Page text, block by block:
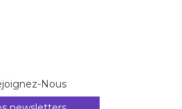
Nous